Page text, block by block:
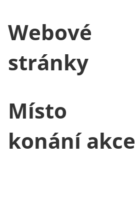
Webové
stránky
Místo
konání akce